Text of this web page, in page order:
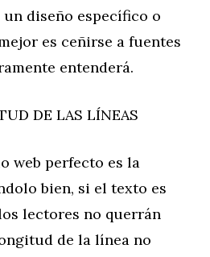
diseño específico o
es ceñirse a fuentes
entenderá.
DE LAS LÍNEAS
web perfecto es la
bien, si el texto es
lectores no querrán
de la línea no